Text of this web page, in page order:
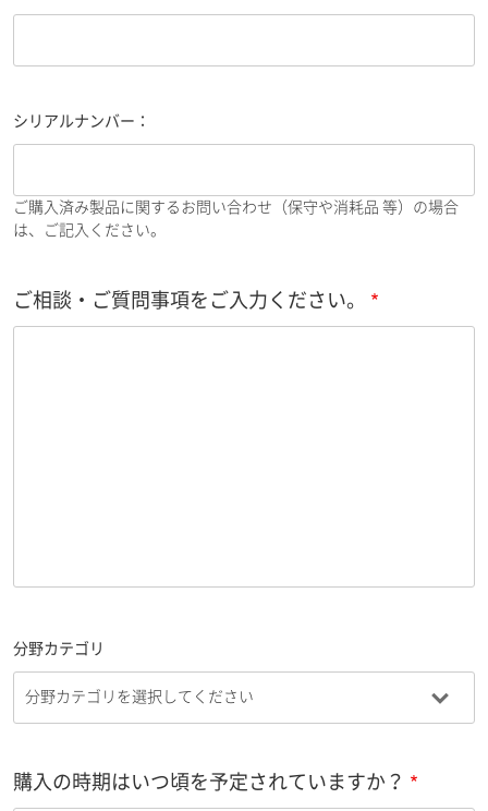
シリアルナンバー：
ご購入済み製品に関するお問い合わせ（保守や消耗品 等）の場合
は、ご記入ください。
ご相談・ご質問事項をご入力ください。
分野カテゴリ
購入の時期はいつ頃を予定されていますか？